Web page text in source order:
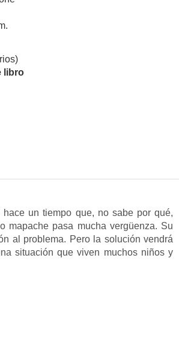
libro
un tiempo que, no sabe por qué,
mapache pasa mucha vergüenza. Su
al problema. Pero la solución vendrá
situación que viven muchos niños y